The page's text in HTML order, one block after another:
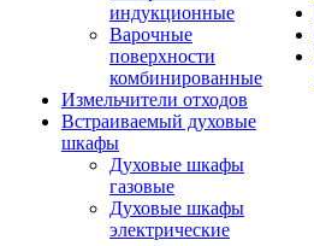
индукционные
Варочные
поверхности
комбинированные
Измельчители отходов
Встраиваемый духовые
шкафы
Духовые шкафы
газовые
Духовые шкафы
электрические